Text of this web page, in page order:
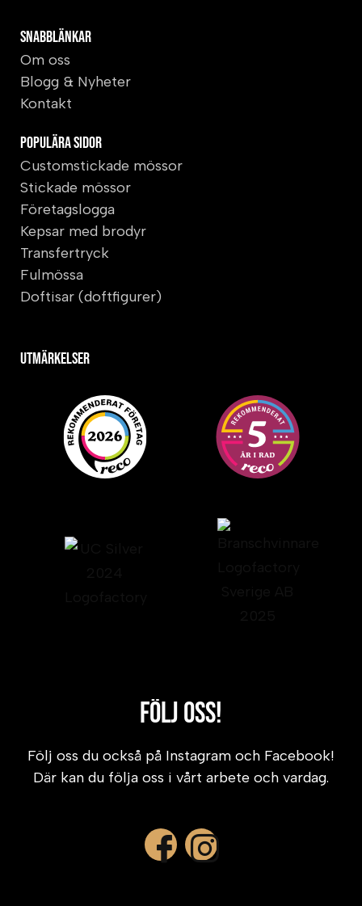
Snabblänkar
Om oss
Blogg & Nyheter
Kontakt
Populära sidor
Customstickade mössor
Stickade mössor
Företagslogga
Kepsar med brodyr
Transfertryck
Fulmössa
Doftisar (doftfigurer)
Utmärkelser
Följ oss!
Följ oss du också på Instagram och Facebook!
Där kan du följa oss i vårt arbete och vardag.